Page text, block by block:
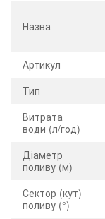
Назва
Артикул
Тип
Витрата
води (л/год)
Діаметр
поливу (м)
Сектор (кут)
поливу (°)